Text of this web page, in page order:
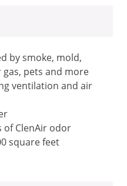
by smoke, mold,
gas, pets and more
ventilation and air
of ClenAir odor
square feet